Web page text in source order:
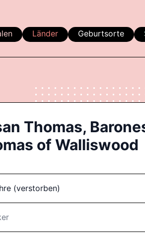
Länder Geburtsorte
Thomas,
of Walliswood
(verstorben)